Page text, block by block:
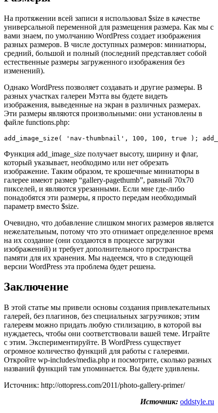
На протяжении всей записи я использовал $size в качестве
универсальной переменной для размещения размера. Как мы с
вами знаем, по умолчанию WordPress создает изображения
разных размеров. В числе доступных размеров: миниатюры,
средний, большой и полный (последний представляет собой
естественные размеры загруженного изображения без
изменений).
Однако WordPress позволяет создавать и другие размеры. В
разных участках галереи Мэтта вы будете видеть
изображения, выведенные на экран в различных размерах.
Эти размеры являются произвольными: они установлены в
файле functions.php:
add_image_size( 'nav-thumbnail', 100, 100, true );
Функция add_image_size получает высоту, ширину и флаг,
который указывает, необходимо или нет обрезать
изображение. Таким образом, те крошечные миниатюры в
галерее имеют размер “gallery-pagethumb”, равный 70х70
пикселей, и являются урезанными. Если мне где-либо
понадобятся эти размеры, я просто передам необходимый
параметр вместо $size.
Очевидно, что добавление слишком многих размеров является
нежелательным, потому что это отнимает определенное время
на их создание (они создаются в процессе загрузки
изображений) и требует дополнительного пространства
памяти для их хранения. Мы надеемся, что в следующей
версии WordPress эта проблема будет решена.
Заключение
В этой статье мы привели основы создания привлекательных
галерей, без плагинов, без специальных загрузчиков; этим
галереям можно придать любую стилизацию, в которой вы
нуждаетесь, чтобы они соответствовали вашей теме. Играйте
с этим. Экспериментируйте. В WordPress существует
огромное количество функций для работы с галереями.
Откройте wp-includes/media.php и посмотрите, сколько разных
названий функций там упоминается. Вы будете удивлены.
Источник: http://ottopress.com/2011/photo-gallery-primer/
Источник: oddstyle.ru